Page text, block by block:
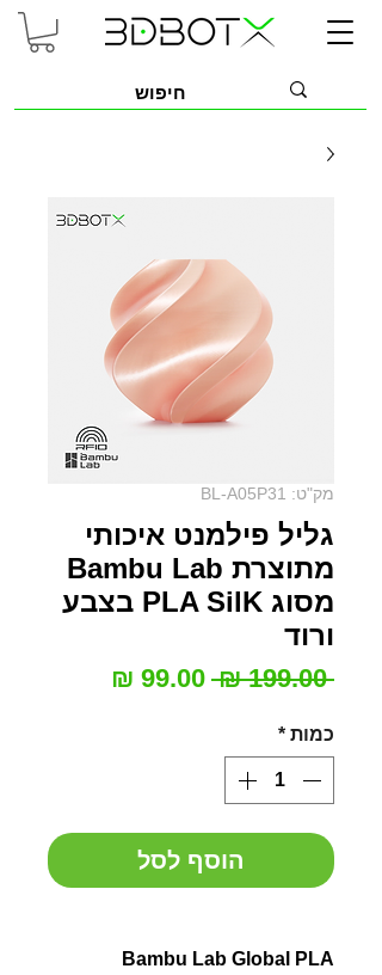
מק"ט: BL-A05P31
גליל פילמנט איכותי
מתוצרת Bambu Lab
מסוג PLA SilK בצבע
ורוד
‏199.00 ‏₪
מחיר
כמות *
הוסף לסל
Bambu Lab Global PLA